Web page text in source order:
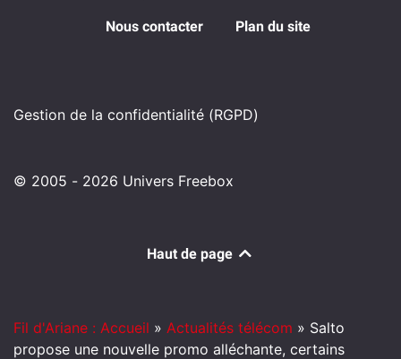
Nous contacter Plan du site
Gestion de la confidentialité (RGPD)
© 2005 - 2026 Univers Freebox
Haut de page
Fil d'Ariane : Accueil » Actualités télécom » Salto
propose une nouvelle promo alléchante, certains